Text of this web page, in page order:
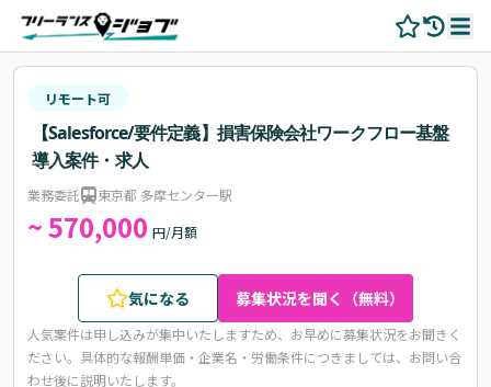
リモート可
【Salesforce/要件定義】損害保険会社ワークフロー基盤
導入案件・求人
業務委託 東京都 多摩センター駅
~ 570,000 円/月額
気になる 募集状況を聞く（無料）
人気案件は申し込みが集中いたしますため、お早めに募集状況をお聞きく
ださい。 具体的な報酬単価・企業名・労働条件につきましては、お問い合
わせ後に説明いたします。